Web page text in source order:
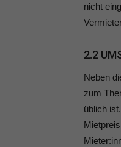
nicht
2.2
Neben
zum
üblich